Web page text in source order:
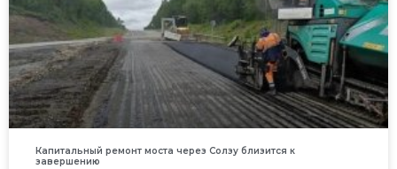
Капитальный ремонт моста через Солзу близится к
завершению